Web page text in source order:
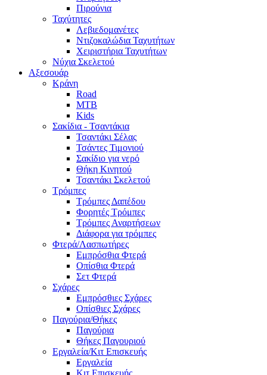
Πιρούνια
Ταχύτητες
Λεβιεδομανέτες
Ντιζοκαλώδια Ταχυτήτων
Χειριστήρια Ταχυτήτων
Νύχια Σκελετού
Αξεσουάρ
Κράνη
Road
MTB
Kids
Σακίδια - Τσαντάκια
Τσαντάκι Σέλας
Τσάντες Τιμονιού
Σακίδιο για νερό
Θήκη Κινητού
Τσαντάκι Σκελετού
Τρόμπες
Τρόμπες Δαπέδου
Φορητές Τρόμπες
Τρόμπες Αναρτήσεων
Διάφορα για τρόμπες
Φτερά/Λασπωτήρες
Εμπρόσθια Φτερά
Οπίσθια Φτερά
Σετ Φτερά
Σχάρες
Εμπρόσθιες Σχάρες
Οπίσθιες Σχάρες
Παγούρια/Θήκες
Παγούρια
Θήκες Παγουριού
Εργαλεία/Κιτ Επισκευής
Εργαλεία
Κιτ Επισκευής